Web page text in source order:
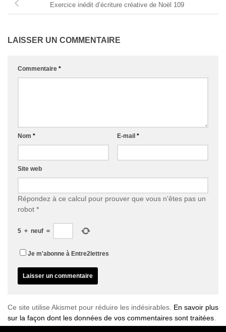
Exercice inédit d’écriture créative de Noël 109
LAISSER UN COMMENTAIRE
Commentaire *
Nom * E-mail *
Site web
Répondez à ce calcul pour prouver que vous n'êtes pas un
robot *
5 + neuf =
Je m'abonne à Entre2lettres
Ce site utilise Akismet pour réduire les indésirables. En savoir plus
sur la façon dont les données de vos commentaires sont traitées